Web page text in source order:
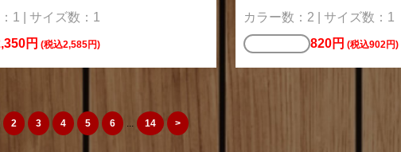
1 | サイズ数：1
円 (税込2,585円)
カラー数：2 | サイズ数：1
820円 (税込902円)
2 3 4 5 6 ... 14 >